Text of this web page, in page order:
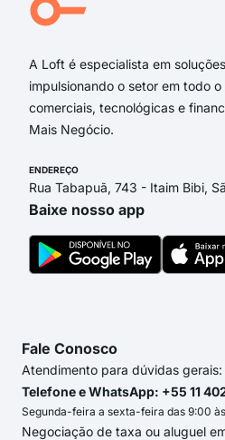
A Loft é especialista em
impulsionando o setor em todo
comerciais, tecnológicas e
Mais Negócio.
ENDEREÇO
Rua Tabapuã, 743 - Itaim Bibi,
Baixe nosso app
Fale Conosco
Atendimento para dúvidas gerais:
Telefone e WhatsApp: +55 11
Segunda-feira a sexta-feira das 9:00
Negociação de taxa ou aluguel